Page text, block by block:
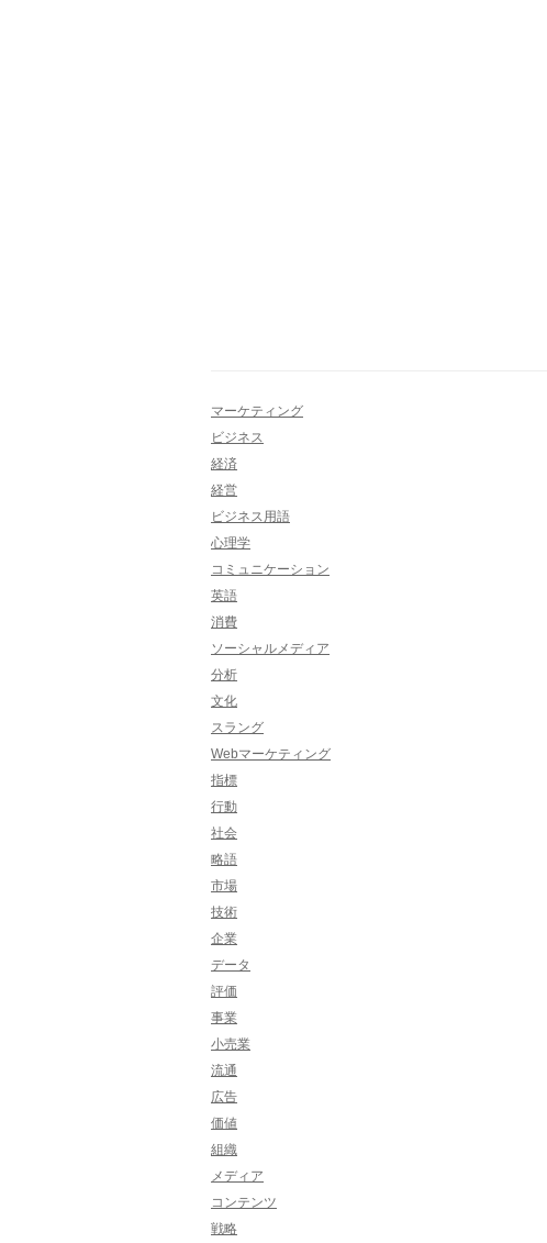
マーケティング
ビジネス
経済
経営
ビジネス用語
心理学
コミュニケーション
英語
消費
ソーシャルメディア
分析
文化
スラング
Webマーケティング
指標
行動
社会
略語
市場
技術
企業
データ
評価
事業
小売業
流通
広告
価値
組織
メディア
コンテンツ
戦略